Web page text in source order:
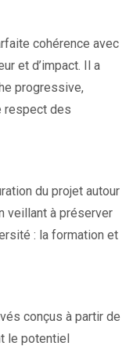
cohérence avec
et d’impact. Il a
progressive,
respect des
du projet autour
veillant à préserver
: la formation et
conçus à partir de
le potentiel